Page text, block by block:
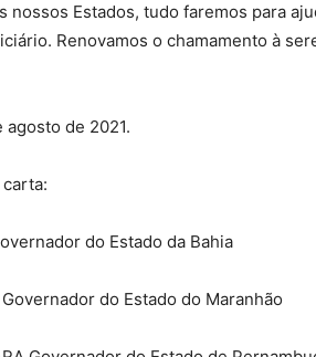
nossos Estados, tudo faremos para
Renovamos o chamamento à
agosto de 2021.
do Estado da Bahia
Governador do Estado do Maranhão